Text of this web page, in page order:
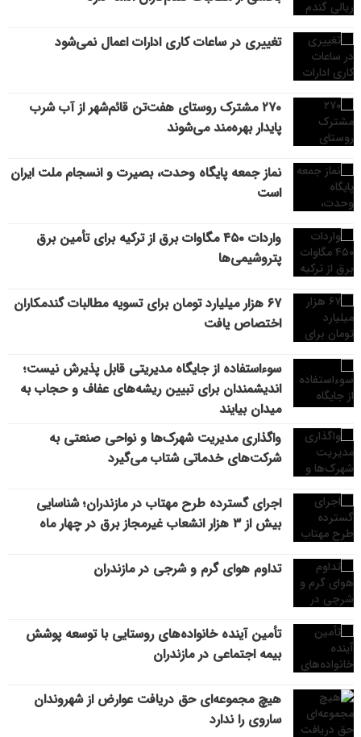
تغییری در ساعات کاری ادارات اعمال نمی‌شود
۲۷۰ مشترک روستای هفت‌تن قائم‌شهر از آب شرب
پایدار بهره‌مند می‌شوند
نماز جمعه پایگاه وحدت، بصیرت و انسجام ملت ایران
است
واردات ۴۵۰ مگاوات برق از ترکیه برای تأمین برق
پتروشیمی‌ها
۶۷ هزار میلیارد تومان برای تسویه مطالبات گندمکاران
اختصاص یافت
سوءاستفاده از جایگاه مدیریتی قابل پذیرش نیست؛
اندیشمندان برای تبیین ریشه‌های عفاف و حجاب به
میدان بیایند
واگذاری مدیریت شهرک‌ها و نواحی صنعتی به
شرکت‌های خدماتی شتاب می‌گیرد
اجرای گسترده طرح مهتاب در مازندران؛ شناسایی
بیش از ۳ هزار انشعاب غیرمجاز برق در چهار ماه
تداوم هوای گرم و شرجی در مازندران
تأمین آینده خانواده‌های روستایی با توسعه پوشش
بیمه اجتماعی در مازندران
هیچ مجموعه‌ای حق دریافت عوارض از شهروندان
ساروی را ندارد